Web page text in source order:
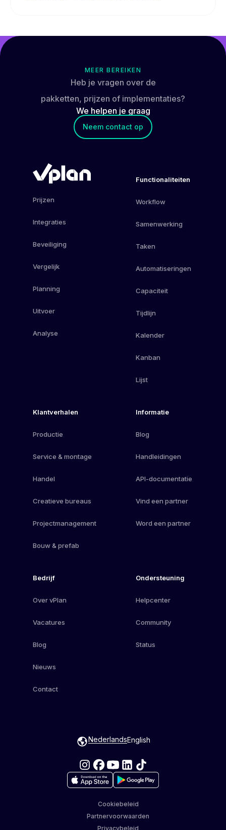
MEER BEREIKEN
Heb je vragen over de
pakketten, prijzen of implementaties?
We helpen je graag
Neem contact op
Prijzen
Integraties
Beveiliging
Vergelijk
Planning
Uitvoer
Analyse
Functionaliteiten
Workflow
Samenwerking
Taken
Automatiseringen
Capaciteit
Tijdlijn
Kalender
Kanban
Lijst
Klantverhalen
Productie
Service & montage
Handel
Creatieve bureaus
Projectmanagement
Bouw & prefab
Informatie
Blog
Handleidingen
API-documentatie
Vind een partner
Word een partner
Bedrijf
Over vPlan
Vacatures
Blog
Nieuws
Contact
Ondersteuning
Helpcenter
Community
Status
English
Nederlands
Cookiebeleid
Partnervoorwaarden
Privacybeleid